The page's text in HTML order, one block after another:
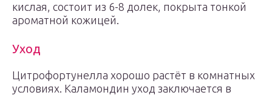
кислая, состоит из 6-8 долек, покрыта тонкой
ароматной кожицей.
Уход
Цитрофортунелла хорошо растёт в комнатных
условиях. Каламондин уход заключается в